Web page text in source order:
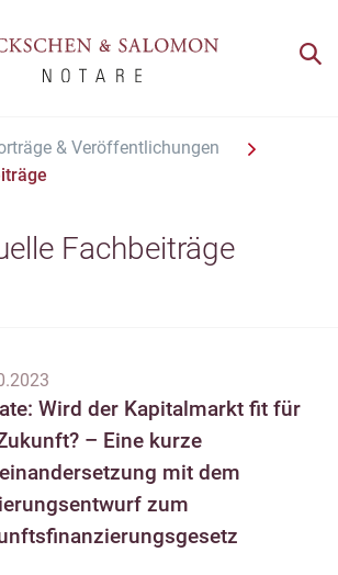
& Veröffentlichungen
Fachbeiträge
Wird der Kapitalmarkt fit für
– Eine kurze
mit dem
zum